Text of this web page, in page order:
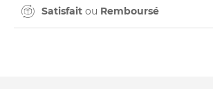
Satisfait ou Remboursé